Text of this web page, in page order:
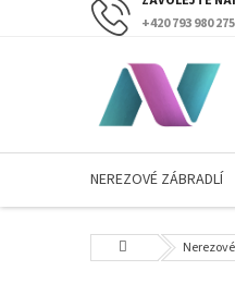
+420 793 980 275
NEREZOVÉ ZÁBRADLÍ
Domů